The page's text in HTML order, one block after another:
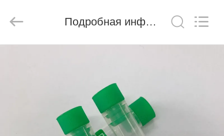
Co.,
Reserved.
Подробная информация о продукте